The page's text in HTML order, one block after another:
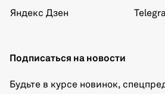
Яндекс Дзен
Подписаться на новости
Будьте в курсе новинок,